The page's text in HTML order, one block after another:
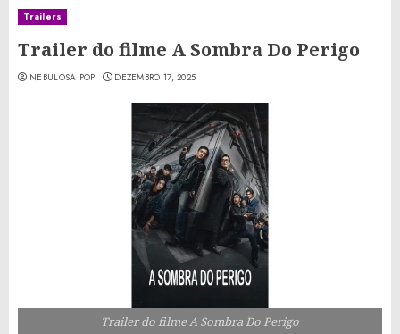
Trailers
Trailer do filme A Sombra Do Perigo
NEBULOSA POP DEZEMBRO 17, 2025
Trailer do filme A Sombra Do Perigo